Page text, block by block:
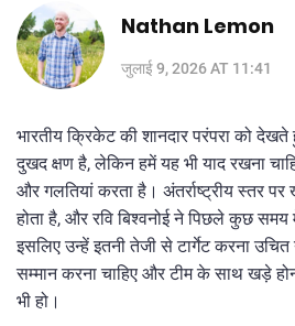
Nathan Lemon
जुलाई 9, 2026 AT 11:41
भारतीय क्रिकेट की शानदार परंपरा को
दुखद क्षण है, लेकिन हमें यह भी याद रखना
और गलतियां करता है। अंतर्राष्ट्रीय स्तर
होता है, और रवि बिश्वनोई ने पिछले कुछ समय
इसलिए उन्हें इतनी तेजी से टार्गेट करना
सम्मान करना चाहिए और टीम के साथ खड़े
भी हो।